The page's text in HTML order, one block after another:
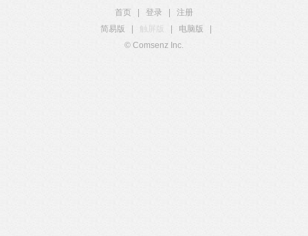
首页 登录
注册
简易版
触屏版 电脑版
© Comsenz Inc.